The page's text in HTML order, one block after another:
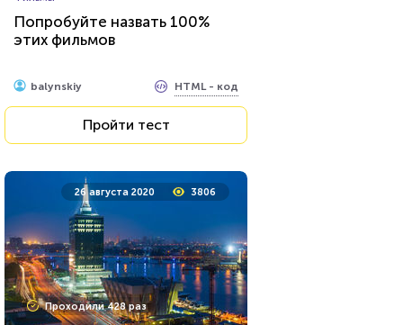
Попробуйте назвать 100%
этих фильмов
balynskiy HTML - код
Пройти тест
26 августа 2020 3806
Проходили 428 раз